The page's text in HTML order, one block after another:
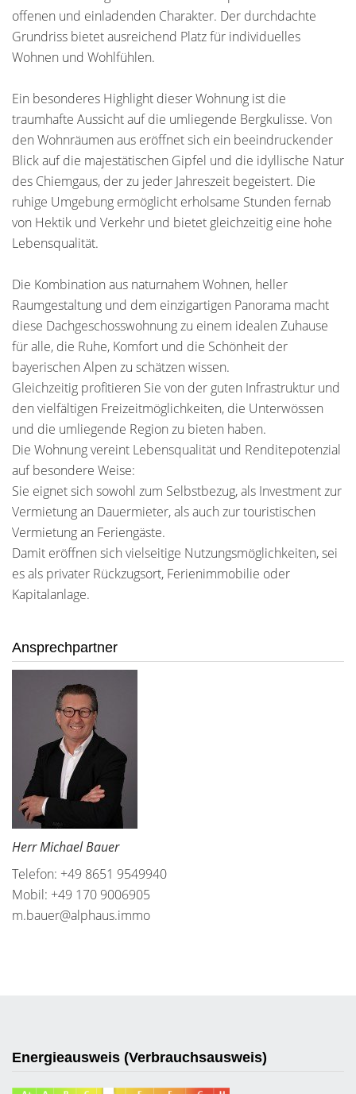
offenen und einladenden Charakter. Der durchdachte
Grundriss bietet ausreichend Platz für individuelles
Wohnen und Wohlfühlen.
Ein besonderes Highlight dieser Wohnung ist die
traumhafte Aussicht auf die umliegende Bergkulisse. Von
den Wohnräumen aus eröffnet sich ein beeindruckender
Blick auf die majestätischen Gipfel und die idyllische Natur
des Chiemgaus, der zu jeder Jahreszeit begeistert. Die
ruhige Umgebung ermöglicht erholsame Stunden fernab
von Hektik und Verkehr und bietet gleichzeitig eine hohe
Lebensqualität.
Die Kombination aus naturnahem Wohnen, heller
Raumgestaltung und dem einzigartigen Panorama macht
diese Dachgeschosswohnung zu einem idealen Zuhause
für alle, die Ruhe, Komfort und die Schönheit der
bayerischen Alpen zu schätzen wissen.
Gleichzeitig profitieren Sie von der guten Infrastruktur und
den vielfältigen Freizeitmöglichkeiten, die Unterwössen
und die umliegende Region zu bieten haben.
Die Wohnung vereint Lebensqualität und Renditepotenzial
auf besondere Weise:
Sie eignet sich sowohl zum Selbstbezug, als Investment zur
Vermietung an Dauermieter, als auch zur touristischen
Vermietung an Feriengäste.
Damit eröffnen sich vielseitige Nutzungsmöglichkeiten, sei
es als privater Rückzugsort, Ferienimmobilie oder
Kapitalanlage.
Ansprechpartner
Herr Michael Bauer
Telefon: +49 8651 9549940
Mobil: +49 170 9006905
m.bauer@alphaus.immo
Energieausweis (Verbrauchsausweis)